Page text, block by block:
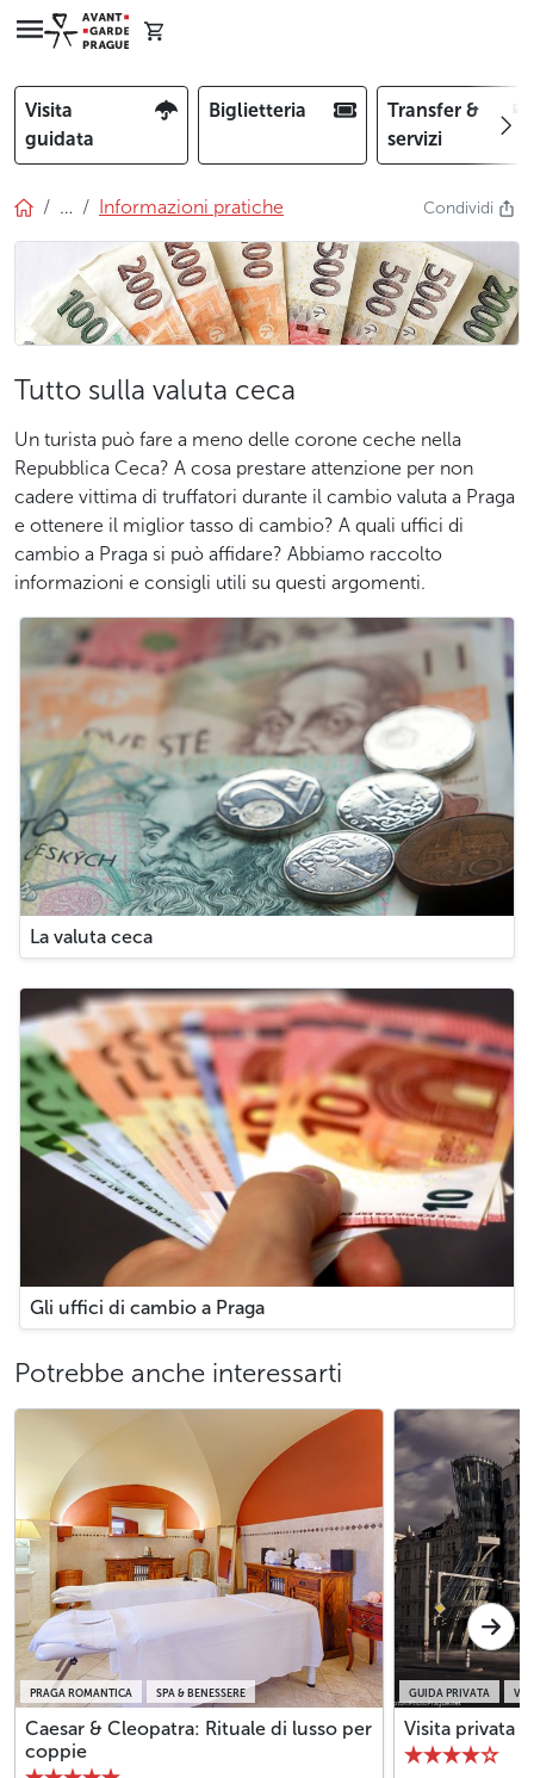
Visita
guidata
Biglietteria
Transfer &
servizi
… Informazioni pratiche Condividi
Tutto sulla valuta ceca
Un turista può fare a meno delle corone ceche nella
Repubblica Ceca? A cosa prestare attenzione per non
cadere vittima di truffatori durante il cambio valuta a Praga
e ottenere il miglior tasso di cambio? A quali uffici di
cambio a Praga si può affidare? Abbiamo raccolto
informazioni e consigli utili su questi argomenti.
La valuta ceca
Gli uffici di cambio a Praga
Potrebbe anche interessarti
PRAGA ROMANTICA SPA & BENESSERE
Caesar & Cleopatra: Rituale di lusso per
coppie
GUIDA PRIVATA
Visita privata